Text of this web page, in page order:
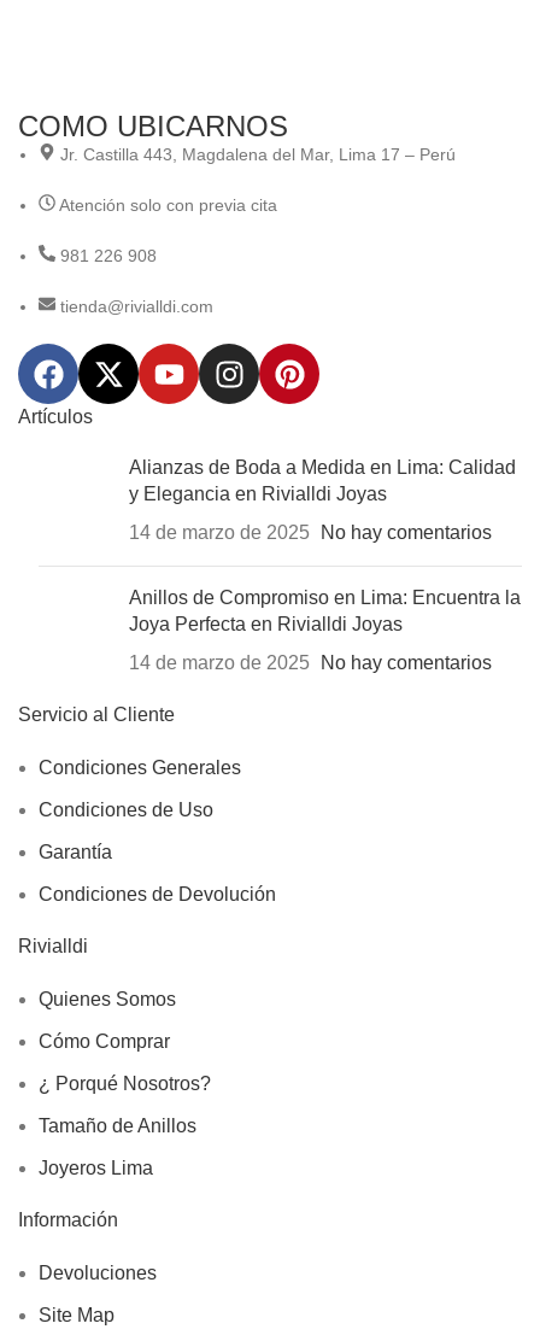
COMO UBICARNOS
Jr. Castilla 443, Magdalena del Mar, Lima 17 – Perú
Atención solo con previa cita
981 226 908
tienda@rivialldi.com
Artículos
Alianzas de Boda a Medida en Lima: Calidad
y Elegancia en Rivialldi Joyas
14 de marzo de 2025
No hay comentarios
Anillos de Compromiso en Lima: Encuentra la
Joya Perfecta en Rivialldi Joyas
14 de marzo de 2025
No hay comentarios
Servicio al Cliente
Condiciones Generales
Condiciones de Uso
Garantía
Condiciones de Devolución
Rivialldi
Quienes Somos
Cómo Comprar
¿ Porqué Nosotros?
Tamaño de Anillos
Joyeros Lima
Información
Devoluciones
Site Map